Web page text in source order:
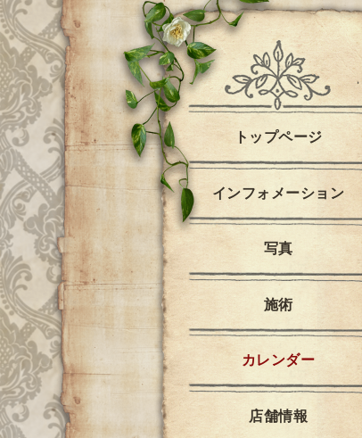
トップページ
インフォメーション
写真
施術
カレンダー
店舗情報